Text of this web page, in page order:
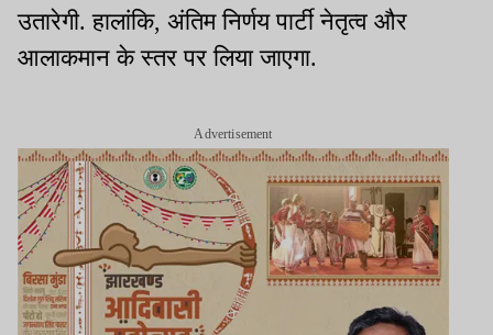
उतारेगी. हालांकि, अंतिम निर्णय पार्टी नेतृत्व और
आलाकमान के स्तर पर लिया जाएगा.
Advertisement